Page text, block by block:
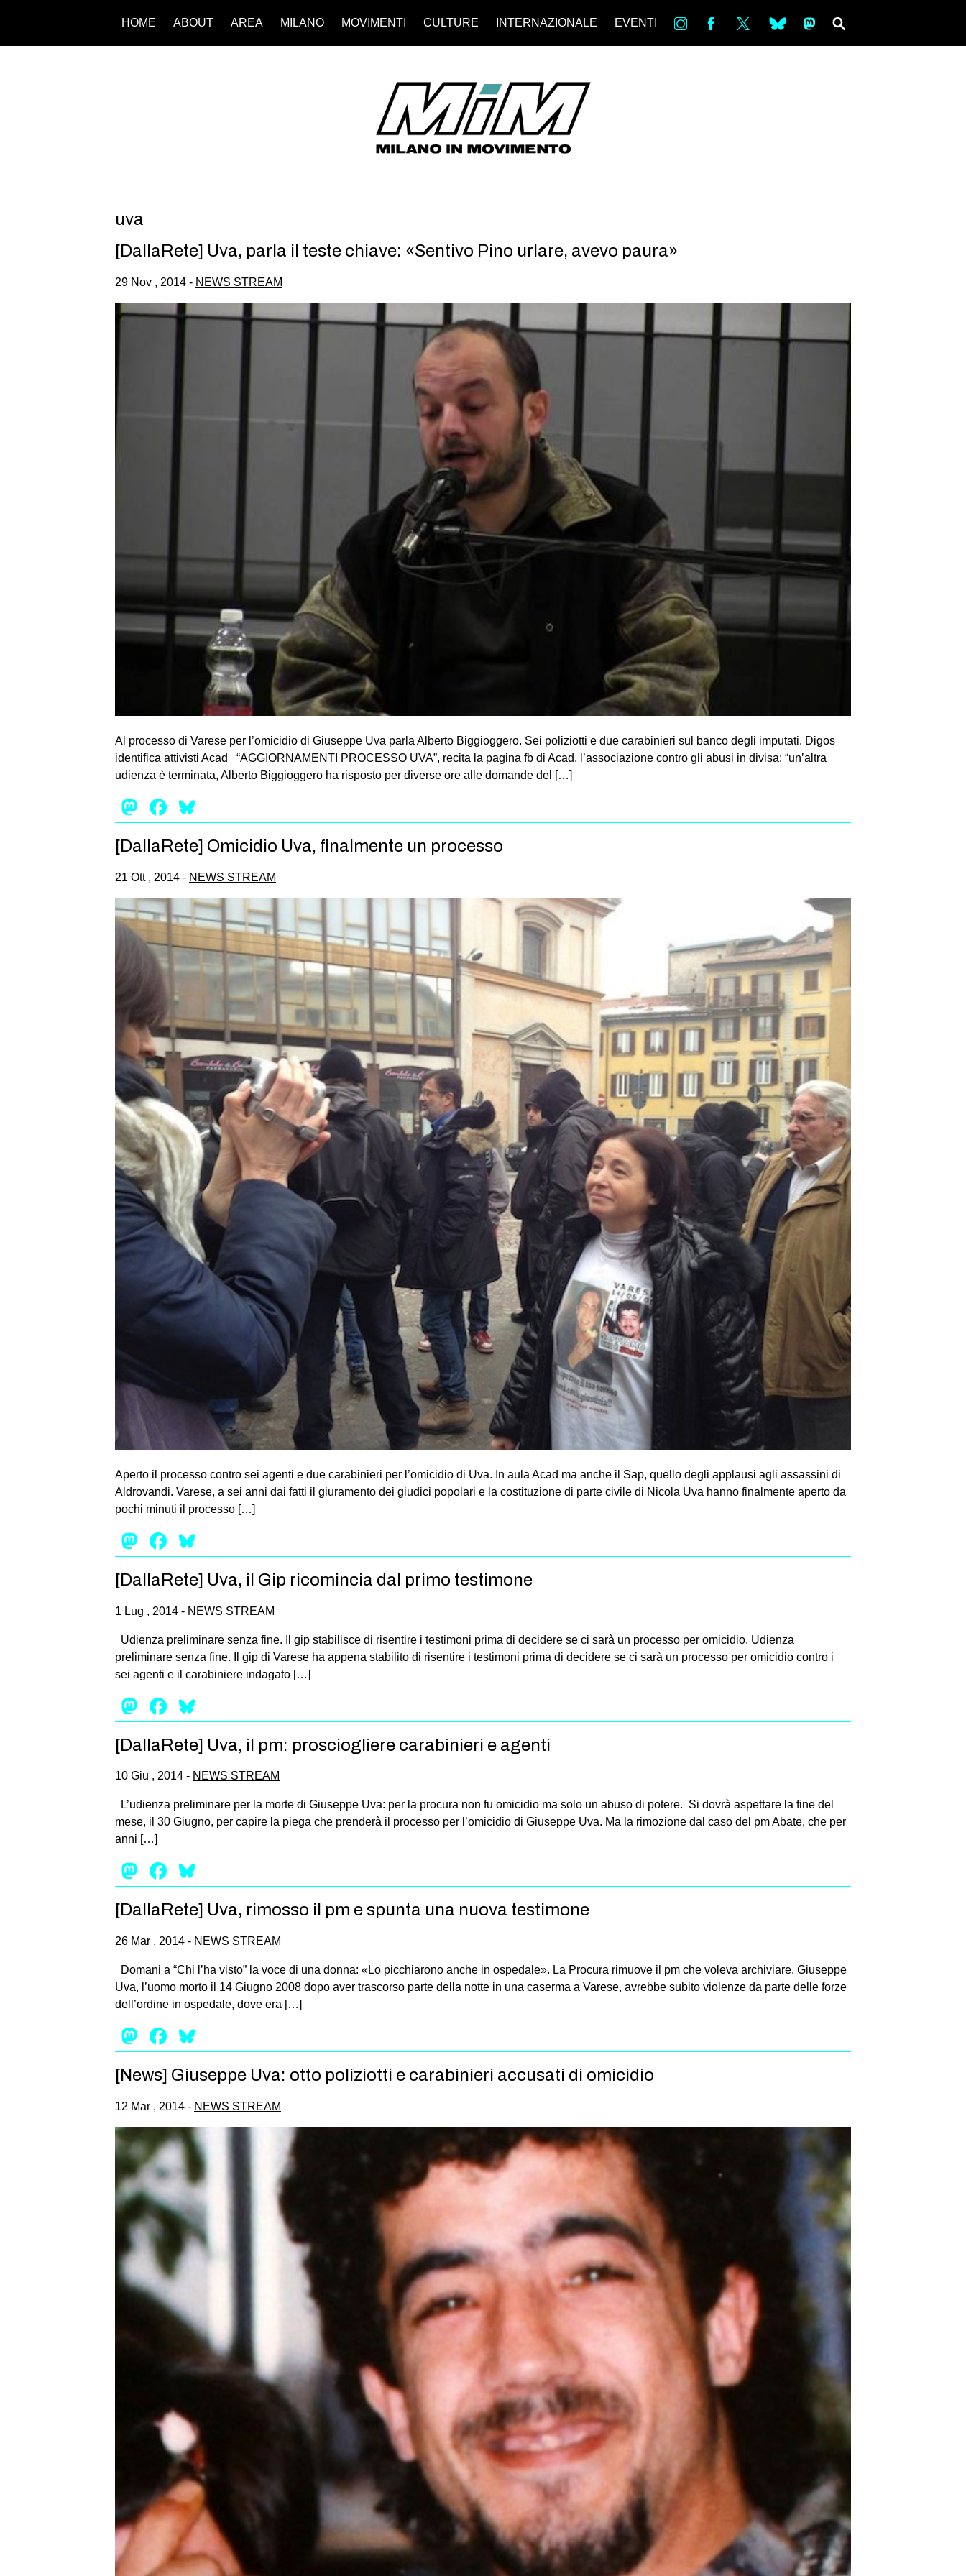
HOME ABOUT AREA MILANO MOVIMENTI CULTURE INTERNAZIONALE EVENTI in bsky ms
uva
[DallaRete] Uva, parla il teste chiave: «Sentivo Pino urlare, avevo paura»
29 Nov , 2014 - NEWS STREAM
Al processo di Varese per l’omicidio di Giuseppe Uva parla Alberto Biggioggero. Sei poliziotti e due carabinieri sul banco degli imputati. Digos
identifica attivisti Acad “AGGIORNAMENTI PROCESSO UVA”, recita la pagina fb di Acad, l’associazione contro gli abusi in divisa: “un’altra
udienza è terminata, Alberto Biggioggero ha risposto per diverse ore alle domande del […]
Mastodon
Facebook
[DallaRete] Omicidio Uva, finalmente un processo
21 Ott , 2014 - NEWS STREAM
Aperto il processo contro sei agenti e due carabinieri per l’omicidio di Uva. In aula Acad ma anche il Sap, quello degli applausi agli assassini di
Aldrovandi. Varese, a sei anni dai fatti il giuramento dei giudici popolari e la costituzione di parte civile di Nicola Uva hanno finalmente aperto da
pochi minuti il processo […]
Mastodon
Facebook
[DallaRete] Uva, il Gip ricomincia dal primo testimone
1 Lug , 2014 - NEWS STREAM
Udienza preliminare senza fine. Il gip stabilisce di risentire i testimoni prima di decidere se ci sarà un processo per omicidio. Udienza
preliminare senza fine. Il gip di Varese ha appena stabilito di risentire i testimoni prima di decidere se ci sarà un processo per omicidio contro i
sei agenti e il carabiniere indagato […]
Mastodon
Facebook
[DallaRete] Uva, il pm: prosciogliere carabinieri e agenti
10 Giu , 2014 - NEWS STREAM
L’udienza preliminare per la morte di Giuseppe Uva: per la procura non fu omicidio ma solo un abuso di potere. Si dovrà aspettare la fine del
mese, il 30 Giugno, per capire la piega che prenderà il processo per l’omicidio di Giuseppe Uva. Ma la rimozione dal caso del pm Abate, che per
anni […]
Mastodon
Facebook
[DallaRete] Uva, rimosso il pm e spunta una nuova testimone
26 Mar , 2014 - NEWS STREAM
Domani a “Chi l’ha visto” la voce di una donna: «Lo picchiarono anche in ospedale». La Procura rimuove il pm che voleva archiviare. Giuseppe
Uva, l’uomo morto il 14 Giugno 2008 dopo aver trascorso parte della notte in una caserma a Varese, avrebbe subito violenze da parte delle forze
dell’ordine in ospedale, dove era […]
Mastodon
Facebook
[News] Giuseppe Uva: otto poliziotti e carabinieri accusati di omicidio
12 Mar , 2014 - NEWS STREAM